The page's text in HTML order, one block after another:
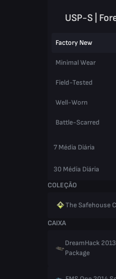
USP-S |
Factory New
Minimal Wear
Field-Tested
Well-Worn
Battle-Scarred
7 Média Diária
30 Média Diária
COLEÇÃO
The Safehouse
CAIXA
DreamHack
Package